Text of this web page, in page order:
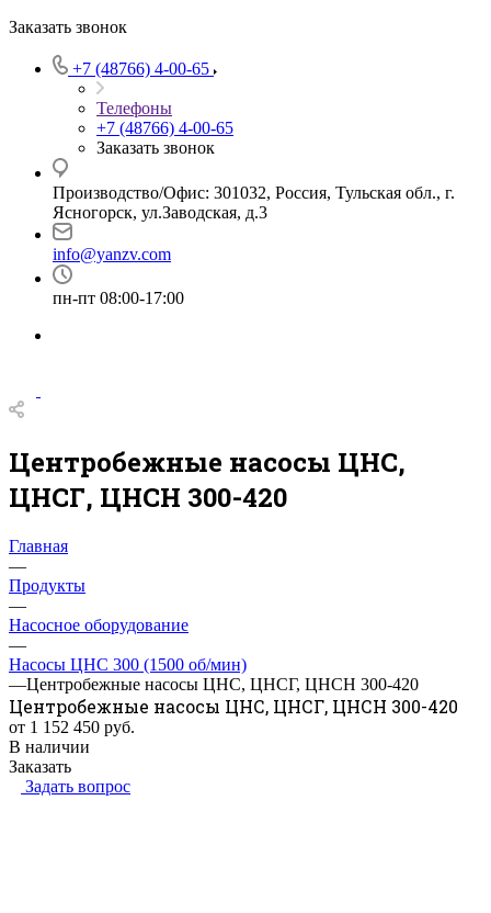
Заказать звонок
+7 (48766) 4-00-65
Телефоны
+7 (48766) 4-00-65
Заказать звонок
Производство/Офис: 301032, Россия, Тульская обл., г.
Ясногорск, ул.Заводская, д.3
info@yanzv.com
пн-пт 08:00-17:00
Центробежные насосы ЦНС,
ЦНСГ, ЦНСН 300-420
Главная
—
Продукты
—
Насосное оборудование
—
Насосы ЦНС 300 (1500 об/мин)
—Центробежные насосы ЦНС, ЦНСГ, ЦНСН 300-420
Центробежные насосы ЦНС, ЦНСГ, ЦНСН 300-420
от 1 152 450 руб.
В наличии
Заказать
Задать вопрос